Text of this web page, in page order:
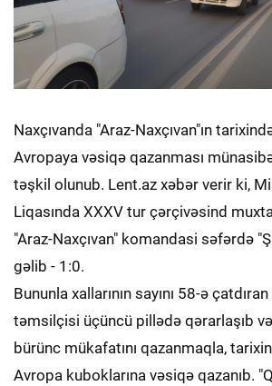
Naxçıvanda "Araz-Naxçıvan"ın
Avropaya vəsiqə qazanması
təşkil olunub. Lent.az xəbər verir ki,
Liqasında XXXV tur çərçivəsind
"Araz-Naxçıvan" komandasi səfərdə
gəlib - 1:0.
Bununla xallarının sayını 58-ə
təmsilçisi üçüncü pillədə qərarlaşıb
bürünc mükafatını qazanmaqla,
Avropa kuboklarına vəsiqə qazanıb.